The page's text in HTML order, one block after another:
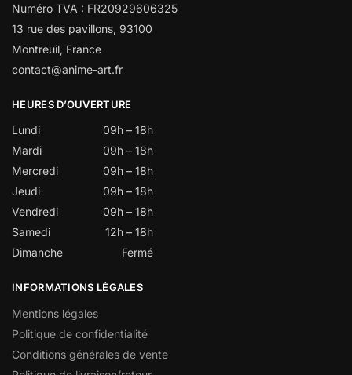
Numéro TVA : FR20929606325
13 rue des pavillons, 93100
Montreuil, France
contact@anime-art.fr
HEURES D’OUVERTURE
Lundi
09h – 18h
Mardi
09h – 18h
Mercredi
09h – 18h
Jeudi
09h – 18h
Vendredi
09h – 18h
Samedi
12h – 18h
Dimanche
Fermé
INFORMATIONS LÉGALES
Mentions légales
Politique de confidentialité
Conditions générales de vente